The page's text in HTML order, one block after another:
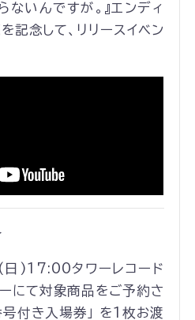
いんですが。』エンディ
記念して、リリースイベン
日)17:00タワーレコード
にて対象商品をご予約さ
号付き入場券」 を1枚お渡